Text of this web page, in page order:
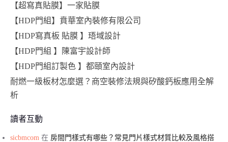
【超寫真貼膜】一家貼膜
【HDP門組】賁華室內裝修有限公司
【HDP寫真板 貼膜 】珸域設計
【HDP門組 】陳富宇設計師
【HDP門組訂製色 】都頤室內設計
耐燃一級板材怎麼選？商空裝修法規與矽酸鈣板應用全解
析
讀者互動
sicbmcom 在 房間門樣式有哪些？常見門片樣式材質比較及風格搭